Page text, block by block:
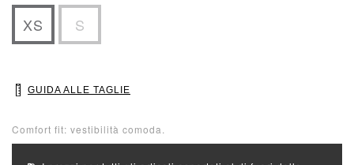
XS S
GUIDA ALLE TAGLIE
Comfort fit: vestibilità comoda.